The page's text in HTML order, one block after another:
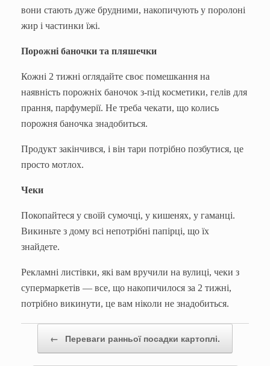
вони стають дуже брудними, накопичують у поролоні
жир і частинки їжі.
Порожні баночки та пляшечки
Кожні 2 тижні оглядайте своє помешкання на
наявність порожніх баночок з-під косметики, гелів для
прання, парфумерії. Не треба чекати, що колись
порожня баночка знадобиться.
Продукт закінчився, і він тари потрібно позбутися, це
просто мотлох.
Чеки
Покопайтеся у своїй сумочці, у кишенях, у гаманці.
Викиньте з дому всі непотрібні папірці, що їх
знайдете.
Рекламні листівки, які вам вручили на вулиці, чеки з
супермаркетів — все, що накопичилося за 2 тижні,
потрібно викинути, це вам ніколи не знадобиться.
← Переваги ранньої посадки картоплі.